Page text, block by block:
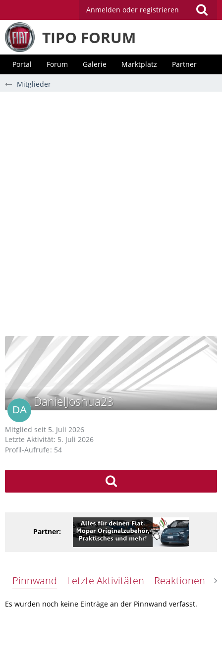
Anmelden oder registrieren
TIPO FORUM
Portal Forum Galerie Marktplatz Partner
Mitglieder
DanielJoshua23
Mitglied seit 5. Juli 2026
Letzte Aktivität: 5. Juli 2026
Profil-Aufrufe 54
Partner:
Pinnwand Letzte Aktivitäten Reaktionen
Es wurden noch keine Einträge an der Pinnwand verfasst.